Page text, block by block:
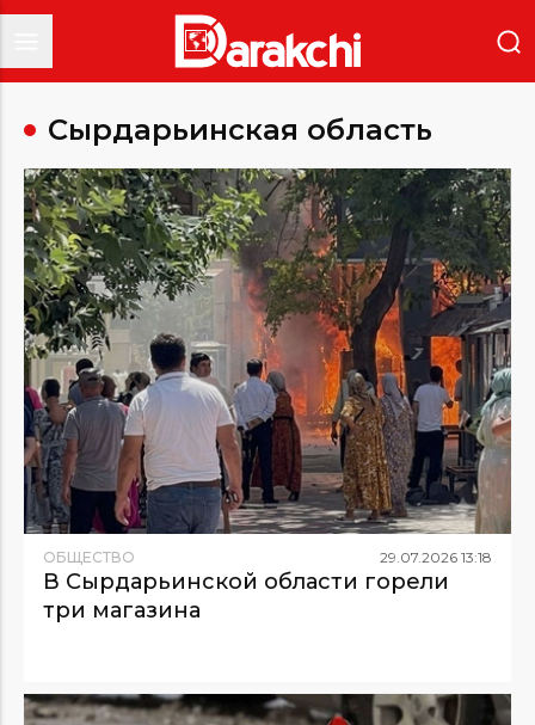
Сырдарьинская область
ОБЩЕСТВО 29.07.2026 13:18
В Сырдарьинской области горели
три магазина